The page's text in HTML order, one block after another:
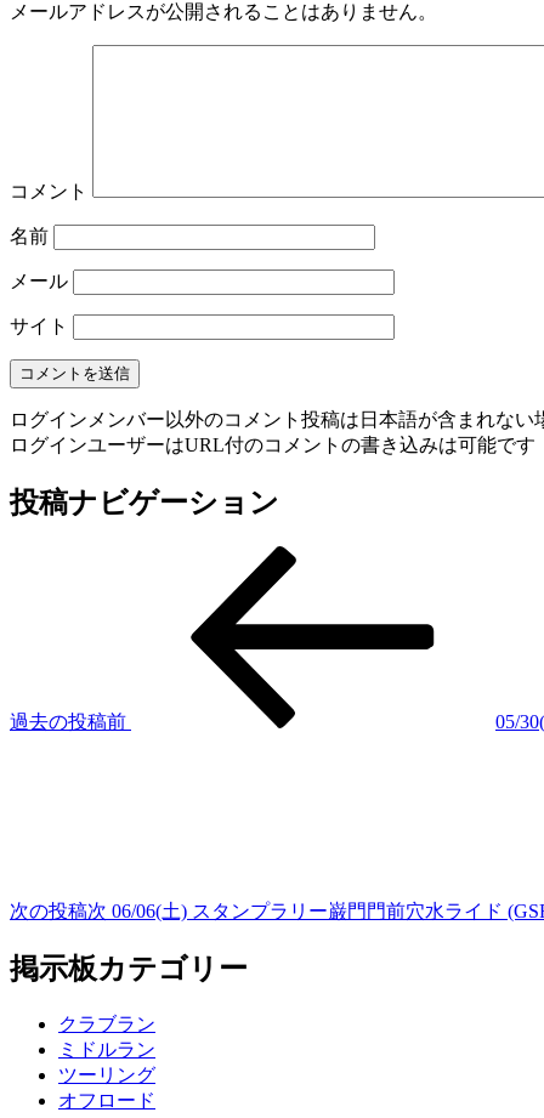
メールアドレスが公開されることはありません。
コメント
名前
メール
サイト
ログインメンバー以外のコメント投稿は日本語が含まれな
ログインユーザーはURL付のコメントの書き込みは可能です
投稿ナビゲーション
過去の投稿前 05/
次の投稿次 06/06(土) スタンプラリー巌門門前穴水ライド
掲示板カテゴリー
クラブラン
ミドルラン
ツーリング
オフロード